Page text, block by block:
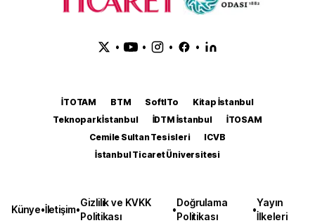
• • • •
İTOTAM BTM SoftITo
Kitap İstanbul
Teknopark İstanbul
İDTM İstanbul
İTOSAM
Cemile Sultan Tesisleri
ICVB
İstanbul Ticaret Üniversitesi
Künye•İletişim•
Gizlilik ve KVKK
Politikası
•
Doğrulama
Politikası
•
Yayın
İlkeleri